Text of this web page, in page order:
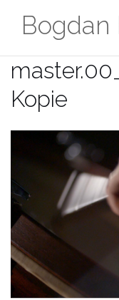
Inhalt
springen
Bogdan
Kopie